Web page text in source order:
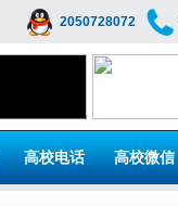
2050728072
高校电话 高校微信